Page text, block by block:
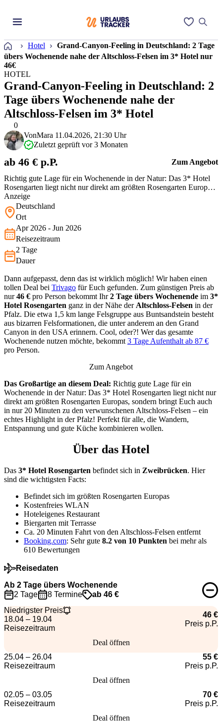
Startseite
Hotel
Grand-Canyon-Feeling in Deutschland: 2 Tage
übers Wochenende nahe der Altschloss-Felsen im 3* Hotel nur
46€
0
HOTEL
Grand-Canyon-Feeling in Deutschland: 2
Tage übers Wochenende nahe der
Altschloss-Felsen im 3* Hotel
Richtig gute Lage für ein Wochenende in der Natur: Das 3* Hotel
Rosengarten liegt nicht nur direkt am größten Rosengarten Europas,
sondern bringt Euch auch in nur 20 Minuten zu den verwunschenen
Altschloss-Felsen – ein echtes Highlight in der Pfalz! Perfekt für
alle, die Wandern, Entspannung und gute Küche kombinieren
VonMara 11.04.2026, 21:30 Uhr
Zuletzt geprüft vor 3 Monaten
ab 46 € p.P. Zum Angebot
Anzeige
Deutschland
Ort
Apr 2026 - Jun 2026
Reisezeitraum
2 Tage
Dauer
Dann aufgepasst, denn das ist wirklich möglich! Wir haben einen
tollen Deal bei Trivago für Euch gefunden. Zum günstigen Preis ab
nur46 € pro Person bekommt Ihr2 Tage übers Wochenende im 3*
Hotel Rosengarten ganz in der Nähe der Altschloss-Felsen in der
Pfalz. Die etwa 1,5 km lange Felsgruppe aus Buntsandstein besteht
aus bizarren Felsformationen, die unter anderem an den Grand
Canyon in den USA erinnern. Cool, oder?! Wer das gesamte
Wochenende nutzen möchte, bekommt 3 Tage Aufenthalt ab 87 €
pro Person.
Zum Angebot
Das Großartige an diesem Deal: Richtig gute Lage für ein
Wochenende in der Natur: Das 3* Hotel Rosengarten liegt nicht nur
direkt am größten Rosengarten Europas, sondern bringt Euch auch
in nur 20 Minuten zu den verwunschenen Altschloss-Felsen – ein
echtes Highlight in der Pfalz! Perfekt für alle, die Wandern,
Entspannung und gute Küche kombinieren wollen.
Über das Hotel
Das 3* Hotel Rosengarten befindet sich in Zweibrücken. Hier
sind die wichtigsten Facts:
Befindet sich im größten Rosengarten Europas
Kostenfreies WLAN
Hoteleigenes Restaurant
Biergarten mit Terrasse
Ca. 20 Minuten Fahrt von den Altschloss-Felsen entfernt
Booking.com: Sehr gute 8.2 von 10 Punkten bei mehr als
610 Bewertungen
Reisedaten
Ab 2 Tage übers Wochenende
2 Tage
8 Termine
ab 46 €
Niedrigster Preis
18.04 – 19.04
Reisezeitraum
46 €
Preis p.P.
Deal öffnen
25.04 – 26.04
Reisezeitraum
55 €
Preis p.P.
Deal öffnen
02.05 – 03.05
Reisezeitraum
70 €
Preis p.P.
Deal öffnen